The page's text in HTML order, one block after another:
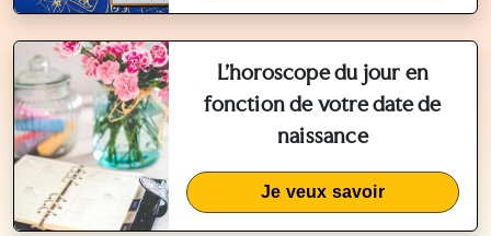
L'horoscope du jour en
fonction de votre date de
naissance
Je veux savoir